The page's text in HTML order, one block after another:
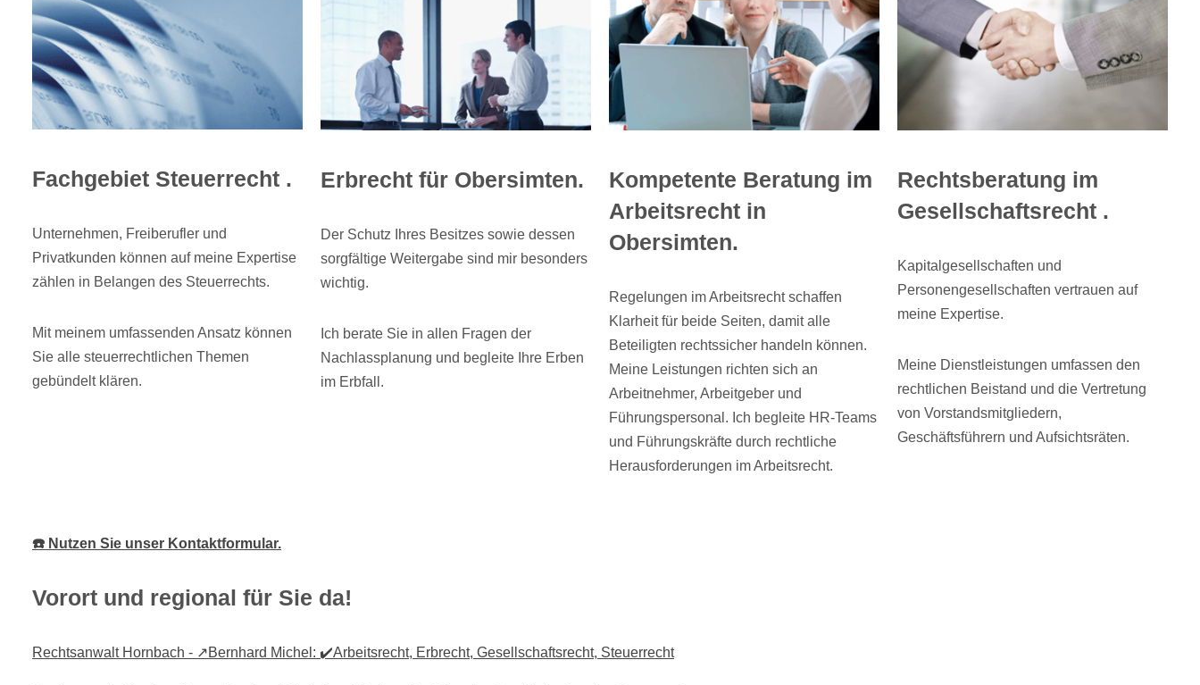
Fachgebiet Steuerrecht .
Unternehmen, Freiberufler und
Privatkunden können auf meine Expertise
zählen in Belangen des Steuerrechts.
Mit meinem umfassenden Ansatz können
Sie alle steuerrechtlichen Themen
gebündelt klären.
Erbrecht für Obersimten.
Der Schutz Ihres Besitzes sowie dessen
sorgfältige Weitergabe sind mir besonders
wichtig.
Ich berate Sie in allen Fragen der
Nachlassplanung und begleite Ihre Erben
im Erbfall.
Kompetente Beratung im
Arbeitsrecht in
Obersimten.
Regelungen im Arbeitsrecht schaffen
Klarheit für beide Seiten, damit alle
Beteiligten rechtssicher handeln können.
Meine Leistungen richten sich an
Arbeitnehmer, Arbeitgeber und
Führungspersonal. Ich begleite HR-Teams
und Führungskräfte durch rechtliche
Herausforderungen im Arbeitsrecht.
Rechtsberatung im
Gesellschaftsrecht .
Kapitalgesellschaften und
Personengesellschaften vertrauen auf
meine Expertise.
Meine Dienstleistungen umfassen den
rechtlichen Beistand und die Vertretung
von Vorstandsmitgliedern,
Geschäftsführern und Aufsichtsräten.
☎️ Nutzen Sie unser Kontaktformular.
Vorort und regional für Sie da!
Rechtsanwalt Hornbach - ↗️Bernhard Michel: ✔️Arbeitsrecht, Erbrecht, Gesellschaftsrecht, Steuerrecht